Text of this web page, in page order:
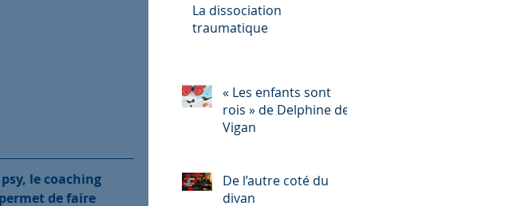
le coaching
de faire
La dissociation
traumatique
« Les enfants sont
rois » de Delphine de
Vigan
De l’autre coté du
divan